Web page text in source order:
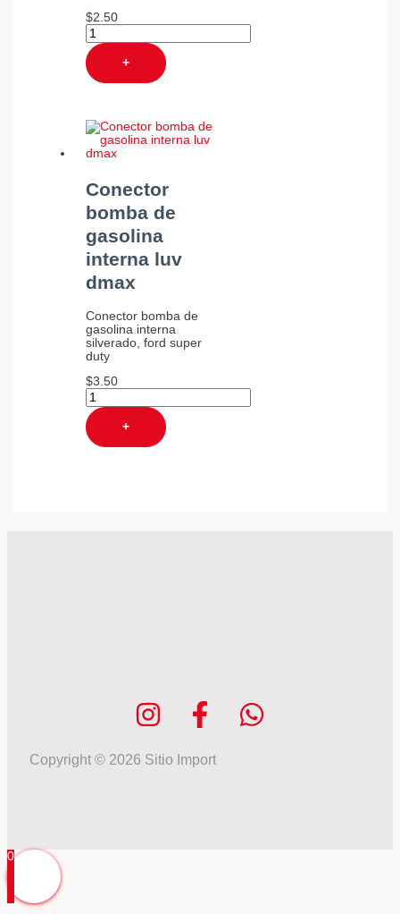
$2.50
+
Conector
bomba de
gasolina
interna luv
dmax
Conector bomba de
gasolina interna
silverado, ford super
duty
$3.50
+
Copyright © 2026 Sitio Import
0